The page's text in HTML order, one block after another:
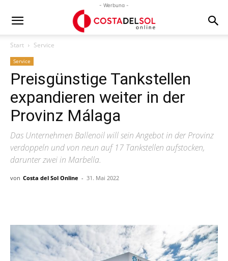
- Werbung -
Start Service
Service
Preisgünstige Tankstellen
expandieren weiter in der
Provinz Málaga
Das Unternehmen Ballenoil will sein Angebot in der Provinz
verdoppeln und von neun auf 17 Tankstellen aufstocken,
darunter zwei in Marbella.
von Costa del Sol Online - 31. Mai 2022